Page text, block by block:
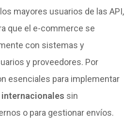
mayores usuarios de las API,
que el e-commerce se
con sistemas y
y proveedores. Por
esenciales para implementar
internacionales sin
o para gestionar envíos.